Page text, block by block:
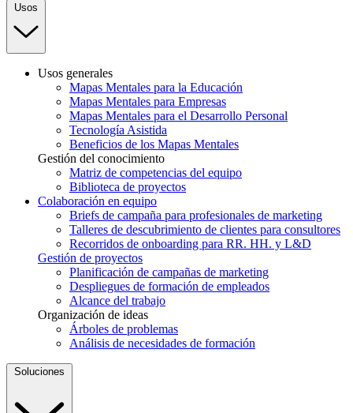
Usos
Usos generales
Mapas Mentales para la Educación
Mapas Mentales para Empresas
Mapas Mentales para el Desarrollo Personal
Tecnología Asistida
Beneficios de los Mapas Mentales
Gestión del conocimiento
Matriz de competencias del equipo
Biblioteca de proyectos
Colaboración en equipo
Briefs de campaña para profesionales de marketing
Talleres de descubrimiento de clientes para consultores
Recorridos de onboarding para RR. HH. y L&D
Gestión de proyectos
Planificación de campañas de marketing
Despliegues de formación de empleados
Alcance del trabajo
Organización de ideas
Árboles de problemas
Análisis de necesidades de formación
Soluciones